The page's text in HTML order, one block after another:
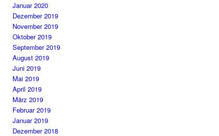
Januar 2020
Dezember 2019
November 2019
Oktober 2019
September 2019
August 2019
Juni 2019
Mai 2019
April 2019
März 2019
Februar 2019
Januar 2019
Dezember 2018